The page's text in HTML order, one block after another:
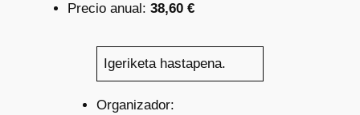
Precio anual: 38,60 €
Igeriketa hastapena.
Organizador: